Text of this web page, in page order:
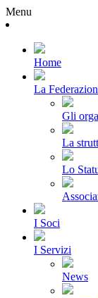
Menu
Home
La
Gli
La
Lo
I Soci
I Servizi
News